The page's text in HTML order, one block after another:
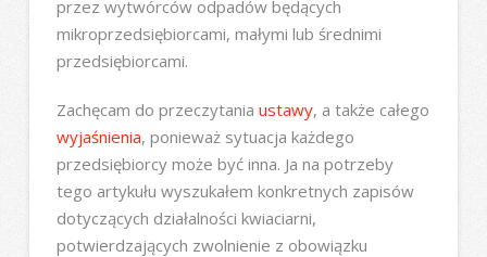
przez wytwórców odpadów będących
mikroprzedsiębiorcami, małymi lub średnimi
przedsiębiorcami.
Zachęcam do przeczytania ustawy, a także całego
wyjaśnienia, ponieważ sytuacja każdego
przedsiębiorcy może być inna. Ja na potrzeby
tego artykułu wyszukałem konkretnych zapisów
dotyczących działalności kwiaciarni,
potwierdzających zwolnienie z obowiązku